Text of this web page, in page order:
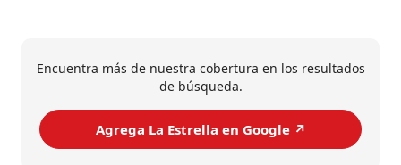
Encuentra más de nuestra cobertura en los resultados
de búsqueda.
Agrega La Estrella en Google ↗️